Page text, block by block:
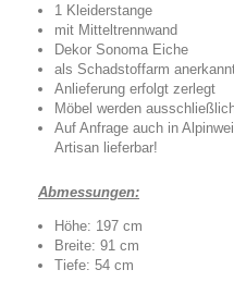
1 Kleiderstange
mit Mitteltrennwand
Dekor Sonoma Eiche
als Schadstoffarm
Anlieferung erfolgt zerlegt
Möbel werden
Auf Anfrage auch in
Artisan lieferbar!
Abmessungen:
Höhe: 197 cm
Breite: 91 cm
Tiefe: 54 cm